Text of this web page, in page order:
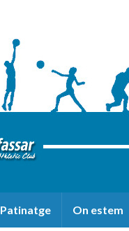
Patinatge On estem